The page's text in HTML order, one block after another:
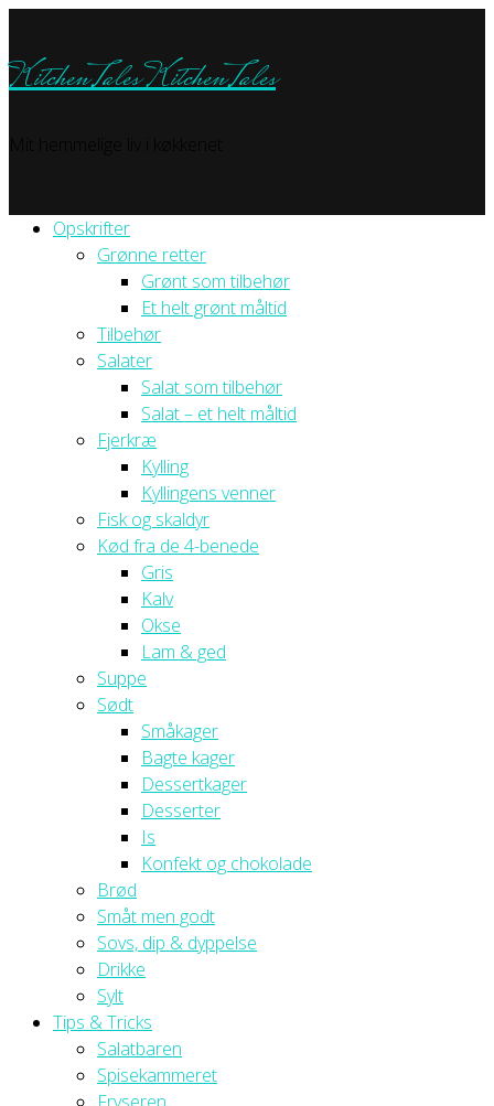
KitchenTalesKitchenTales
Opskrifter
Grønne retter
Grønt som tilbehør
Et helt grønt måltid
Tilbehør
Salater
Salat som tilbehør
Salat – et helt måltid
Fjerkræ
Kylling
Kyllingens venner
Fisk og skaldyr
Kød fra de 4-benede
Gris
Kalv
Okse
Lam & ged
Suppe
Sødt
Småkager
Bagte kager
Dessertkager
Desserter
Is
Konfekt og chokolade
Brød
Småt men godt
Sovs, dip & dyppelse
Drikke
Sylt
Tips & Tricks
Salatbaren
Spisekammeret